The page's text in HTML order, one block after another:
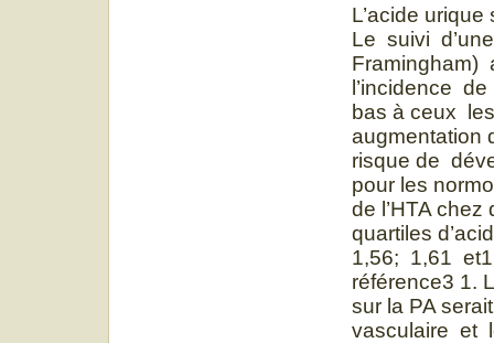
L’acide
Le suivi
Framingham)
l’incidence
bas à ceux
augmentation
risque de
pour les
de l’HTA
quartiles
1,56; 1,61
référence3 1.
sur la PA
vasculaire et